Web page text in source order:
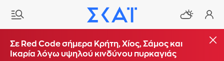
Σε Red Code σήμερα Κρήτη, Χίος, Σάμος και
Ικαρία λόγω υψηλού κινδύνου πυρκαγιάς